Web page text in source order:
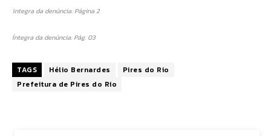
ïntegra da denúncia: Página 2
Íntegra da denúncia: Pág. 03
TAGS Hélio Bernardes
Pires do Rio
Prefeitura de Pires do Rio